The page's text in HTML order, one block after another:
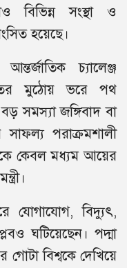
বিভিন্ন সংস্থা ও
হয়েছে।
চ্যালেঞ্জ
মুঠোয় ভরে পথ
বড় সমস্যা জঙ্গিবাদ বা
সাফল্য পরাক্রমশালী
কেবল মধ্যম আয়ের
যোগাযোগ, বিদ্যুৎ,
ঘটিয়েছেন। পদ্মা
বিশ্বকে দেখিয়ে